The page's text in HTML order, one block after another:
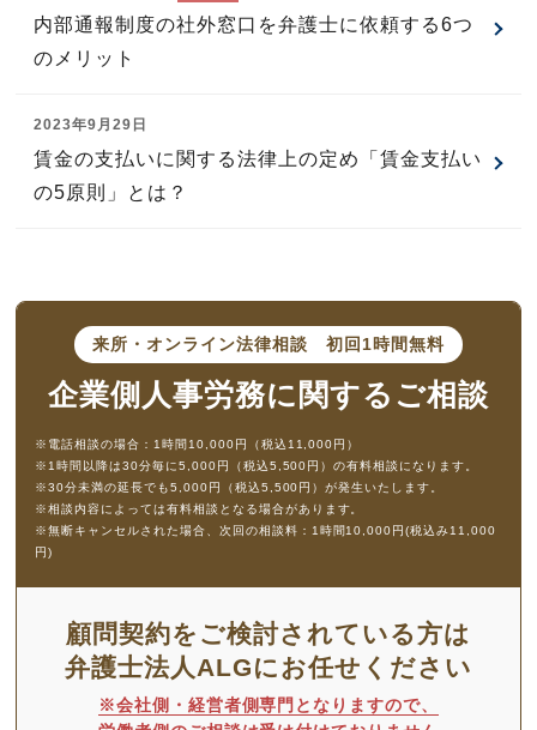
内部通報制度の社外窓口を弁護士に依頼する6つ
のメリット
2023年9月29日
賃金の支払いに関する法律上の定め「賃金支払い
の5原則」とは？
来所・オンライン法律相談 初回1時間無料
企業側人事労務に 関するご相談
※電話相談の場合：1時間10,000円（税込11,000円）
※1時間以降は30分毎に5,000円（税込5,500円）の有料相談になります。
※30分未満の延長でも5,000円（税込5,500円）が発生いたします。
※相談内容によっては有料相談となる場合があります。
※無断キャンセルされた場合、次回の相談料：1時間10,000円(税込み11,000
円)
顧問契約をご検討されている方は
弁護士法人ALGにお任せください
※会社側・経営者側専門となりますので、